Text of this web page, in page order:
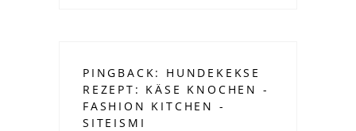
PINGBACK: HUNDEKEKSE
REZEPT: KÄSE KNOCHEN -
FASHION KITCHEN -
SITEISMI